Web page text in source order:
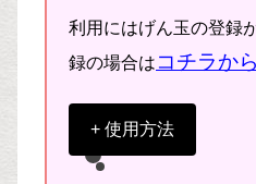
利用にはげん玉の登録
録の場合は コチラか
+ 使用方法